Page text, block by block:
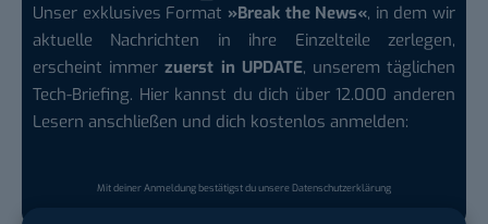
Unser exklusives Format »Break the News«, in dem wir
aktuelle Nachrichten in ihre Einzelteile zerlegen,
erscheint immerzuerst in UPDATE, unserem täglichen
Tech-Briefing. Hier kannst du dich über 12.000 anderen
Lesern anschließen und dich kostenlos anmelden:
Mit deiner Anmeldung bestätigst du unsereDatenschutzerklärung